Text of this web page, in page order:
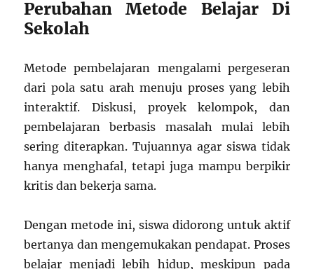
Perubahan Metode Belajar Di
Sekolah
Metode pembelajaran mengalami pergeseran
dari pola satu arah menuju proses yang lebih
interaktif. Diskusi, proyek kelompok, dan
pembelajaran berbasis masalah mulai lebih
sering diterapkan. Tujuannya agar siswa tidak
hanya menghafal, tetapi juga mampu berpikir
kritis dan bekerja sama.
Dengan metode ini, siswa didorong untuk aktif
bertanya dan mengemukakan pendapat. Proses
belajar menjadi lebih hidup, meskipun pada